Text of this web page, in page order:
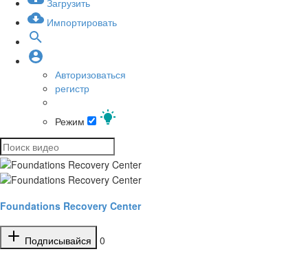
Загрузить
Импортировать
Авторизоваться
регистр
Режим
Foundations Recovery Center
Подписывайся
0